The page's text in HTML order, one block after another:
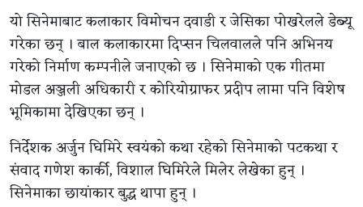
यो सिनेमाबाट कलाकार विमोचन दवाडी र जेसिका पोखरेलले डेब्यू
गरेका छन् । बाल कलाकारमा दिप्सन चिलवालले पनि अभिनय
गरेको निर्माण कम्पनीले जनाएको छ । सिनेमाको एक गीतमा
मोडल अञ्जली अधिकारी र कोरियोग्राफर प्रदीप लामा पनि विशेष
भूमिकामा देखिएका छन् ।
निर्देशक अर्जुन घिमिरे स्वयंको कथा रहेको सिनेमाको पटकथा र
संवाद गणेश कार्की, विशाल घिमिरेले मिलेर लेखेका हुन् ।
सिनेमाका छायांकार बुद्ध थापा हुन् ।